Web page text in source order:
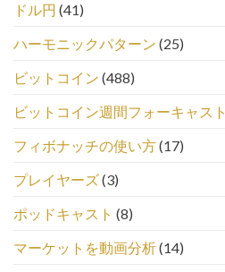
ドル円 (41)
ハーモニックパターン (25)
ビットコイン (488)
ビットコイン週間フォーキャスト
フィボナッチの使い方(17)
プレイヤーズ(3)
ポッドキャスト (8)
マーケットを動画分析(14)